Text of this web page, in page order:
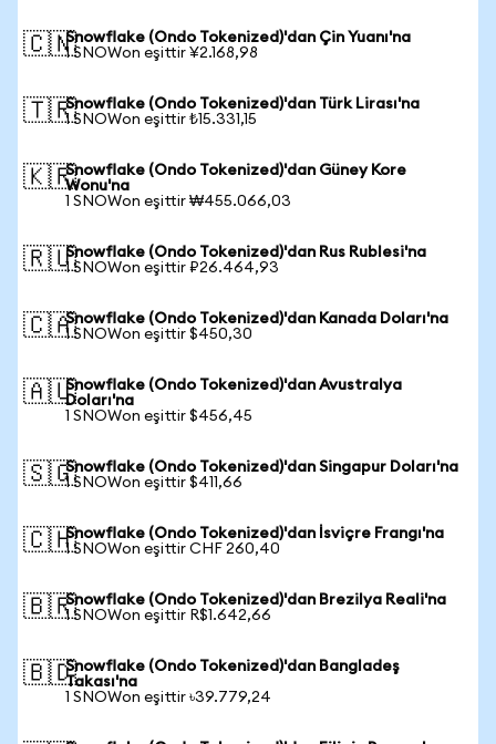
🇨🇳Snowflake (Ondo Tokenized)'dan Çin Yuanı'na
1 SNOWon eşittir ¥2.168,98
🇹🇷Snowflake (Ondo Tokenized)'dan Türk Lirası'na
1 SNOWon eşittir ₺15.331,15
🇰🇷Snowflake (Ondo Tokenized)'dan Güney Kore
Wonu'na
1 SNOWon eşittir ₩455.066,03
🇷🇺Snowflake (Ondo Tokenized)'dan Rus Rublesi'na
1 SNOWon eşittir ₽26.464,93
🇨🇦Snowflake (Ondo Tokenized)'dan Kanada Doları'na
1 SNOWon eşittir $450,30
🇦🇺Snowflake (Ondo Tokenized)'dan Avustralya
Doları'na
1 SNOWon eşittir $456,45
🇸🇬Snowflake (Ondo Tokenized)'dan Singapur Doları'na
1 SNOWon eşittir $411,66
🇨🇭Snowflake (Ondo Tokenized)'dan İsviçre Frangı'na
1 SNOWon eşittir CHF 260,40
🇧🇷Snowflake (Ondo Tokenized)'dan Brezilya Reali'na
1 SNOWon eşittir R$1.642,66
🇧🇩Snowflake (Ondo Tokenized)'dan Bangladeş
Takası'na
1 SNOWon eşittir ৳39.779,24